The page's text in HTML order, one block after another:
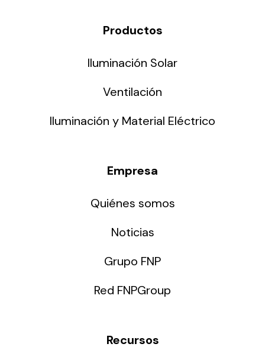
Productos
Iluminación Solar
Ventilación
Iluminación y Material Eléctrico
Empresa
Quiénes somos
Noticias
Grupo FNP
Red FNPGroup
Recursos